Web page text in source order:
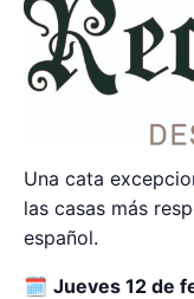
Una cata
las casas más
español.
🗓 Jueves 12 de